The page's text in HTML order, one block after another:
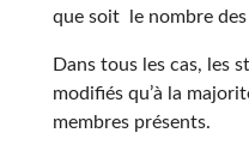
que soit le nombre
Dans tous les cas, les
modifiés qu’à la
membres présents.